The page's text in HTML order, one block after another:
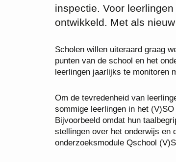
inspectie. Voor
ontwikkeld. Met als
Scholen willen uiteraard graag
punten van de school en het
leerlingen jaarlijks te monitoren
Om de tevredenheid van
sommige leerlingen in het
Bijvoorbeeld omdat hun
stellingen over het onderwijs en
onderzoeksmodule Qschool